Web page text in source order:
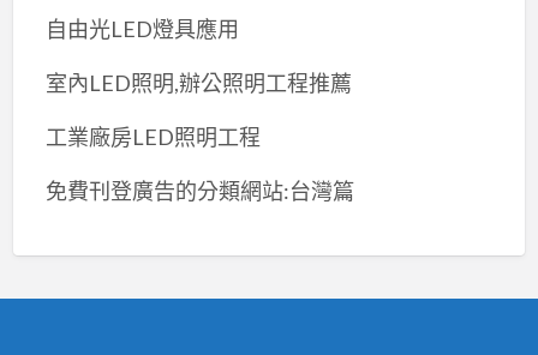
自由光LED燈具應用
室內LED照明,辦公照明工程推薦
工業廠房LED照明工程
免費刊登廣告的分類網站:台灣篇